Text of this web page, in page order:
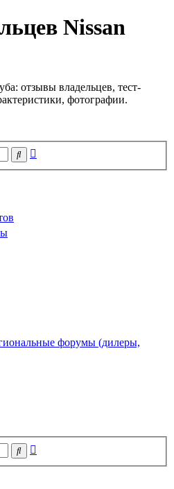
Nissan
отзывы владельцев, тест-
фотографии.
Поиск
форумы (дилеры,
Поиск